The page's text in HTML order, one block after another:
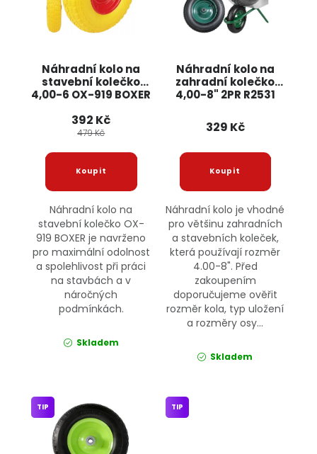
Náhradní kolo na
stavební kolečko
4,00-6 OX-919 BOXER
392 Kč
479 Kč
Náhradní kolo na
stavební kolečko OX-
919 BOXER je navrženo
pro maximální odolnost
a spolehlivost při práci
na stavbách a v
náročných
podmínkách.
Skladem
Náhradní kolo na
zahradní kolečko
4,00-8" 2PR R2531
329 Kč
Náhradní kolo je vhodné
pro většinu zahradních
a stavebních koleček,
která používají rozměr
4.00-8". Před
zakoupením
doporučujeme ověřit
rozměr kola, typ uložení
a rozměry osy...
Skladem
TIP TIP